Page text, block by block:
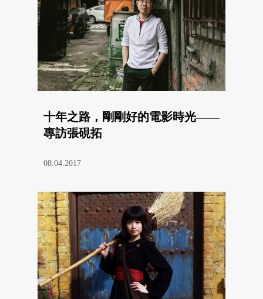
十年之路，剛剛好的電影時光——
專訪張硯拓
08.04.2017